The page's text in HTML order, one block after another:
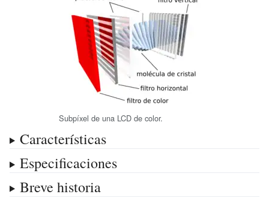
Subpíxel de una LCD de color.
Características
Especificaciones
Breve historia